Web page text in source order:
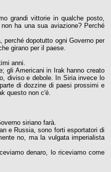
grandi vittorie in qualche posto,
ha una sua aviazione? Perché
perché dopotutto ogni Governo per
girano per il paese.
anni.
gli Americani in Irak hanno creato
diviso e debole. In Siria invece lo
di dozzine di paesi prossimi e
questo non c'é.
siriano farà.
e Russia, sono forti esportatori di
no, ma la vulgata imperialista
denaro, lo riceviamo come